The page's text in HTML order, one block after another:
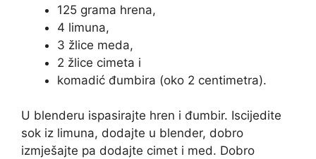
125 grama hrena,
4 limuna,
3 žlice meda,
2 žlice cimeta i
komadić đumbira (oko 2 centimetra).
U blenderu ispasirajte hren i đumbir. Iscijedite
sok iz limuna, dodajte u blender, dobro
izmješajte pa dodajte cimet i med. Dobro